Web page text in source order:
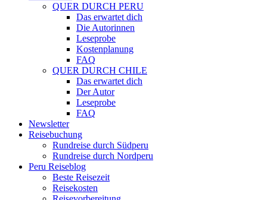
QUER DURCH PERU
Das erwartet dich
Die Autorinnen
Leseprobe
Kostenplanung
FAQ
QUER DURCH CHILE
Das erwartet dich
Der Autor
Leseprobe
FAQ
Newsletter
Reisebuchung
Rundreise durch Südperu
Rundreise durch Nordperu
Peru Reiseblog
Beste Reisezeit
Reisekosten